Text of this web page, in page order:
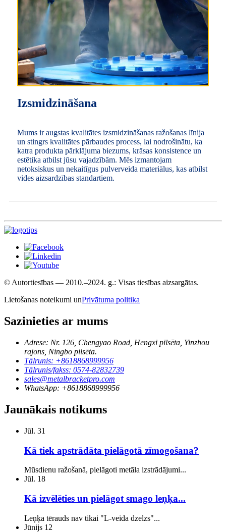
Izsmidzināšana
Mums ir augstas kvalitātes izsmidzināšanas ražošanas līnija
un stingrs kvalitātes pārbaudes process, lai nodrošinātu, ka
katra produkta pārklājuma biezums, krāsas konsistence un
estētika atbilst jūsu vajadzībām. Mēs izmantojam
netoksiskus un nekaitīgus pulverveida materiālus, kas atbilst
vides aizsardzības standartiem.
© Autortiesības — 2010.–2024. g.: Visas tiesības aizsargātas.
Lietošanas noteikumi unPrivātuma politika
Sazinieties ar mums
Adrese: Nr. 126, Chengyao Road, Hengxi pilsēta, Yinzhou
rajons, Ningbo pilsēta.
Tālrunis: +8618868999956
Tālrunis/fakss: 0574-82832739
sales@metalbracketpro.com
WhatsApp: +8618868999956
Jaunākais notikums
Jūl. 31
Kā tiek apstrādāta pielāgotā zīmogošana?
Mūsdienu ražošanā, pielāgoti metāla izstrādājumi...
Jūl. 18
Kā izvēlēties un pielāgot smago leņķa...
Leņķa tērauds nav tikai "L-veida dzelzs"...
Jūnijs 12